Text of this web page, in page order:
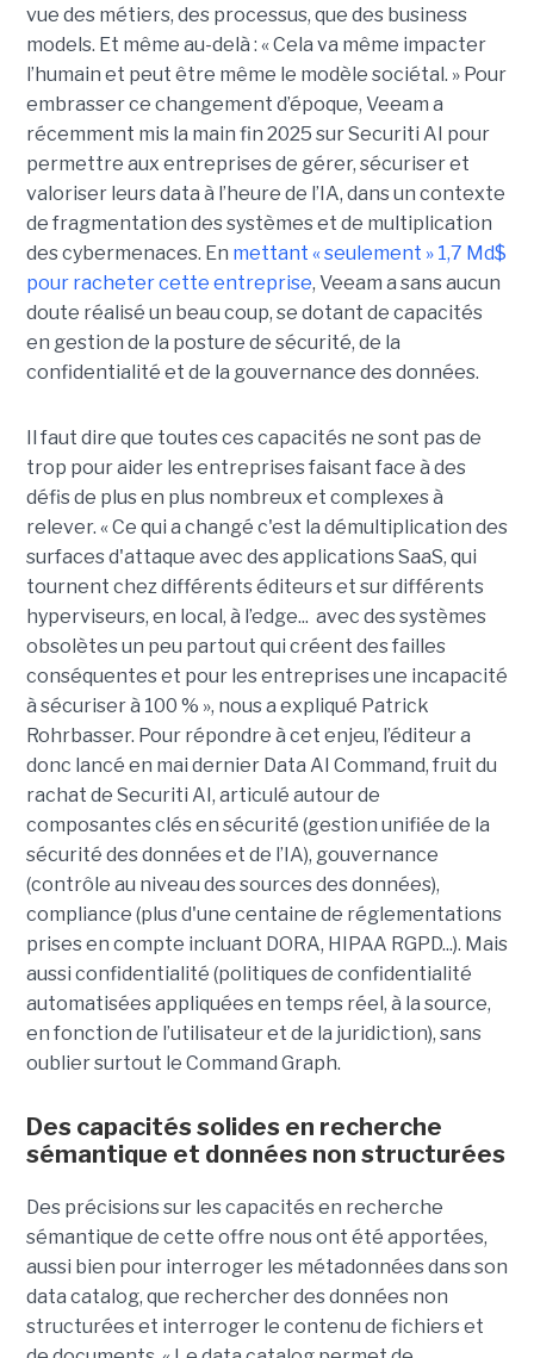
vue des métiers, des processus, que des business
models. Et même au-delà : « Cela va même impacter
l’humain et peut être même le modèle sociétal. » Pour
embrasser ce changement d’époque, Veeam a
récemment mis la main fin 2025 sur Securiti AI pour
permettre aux entreprises de gérer, sécuriser et
valoriser leurs data à l’heure de l’IA, dans un contexte
de fragmentation des systèmes et de multiplication
des cybermenaces. En mettant « seulement » 1,7 Md$
pour racheter cette entreprise, Veeam a sans aucun
doute réalisé un beau coup, se dotant de capacités
en gestion de la posture de sécurité, de la
confidentialité et de la gouvernance des données.
Il faut dire que toutes ces capacités ne sont pas de
trop pour aider les entreprises faisant face à des
défis de plus en plus nombreux et complexes à
relever. « Ce qui a changé c'est la démultiplication des
surfaces d'attaque avec des applications SaaS, qui
tournent chez différents éditeurs et sur différents
hyperviseurs, en local, à l’edge... avec des systèmes
obsolètes un peu partout qui créent des failles
conséquentes et pour les entreprises une incapacité
à sécuriser à 100 % », nous a expliqué Patrick
Rohrbasser. Pour répondre à cet enjeu, l’éditeur a
donc lancé en mai dernier Data AI Command, fruit du
rachat de Securiti AI, articulé autour de
composantes clés en sécurité (gestion unifiée de la
sécurité des données et de l’IA), gouvernance
(contrôle au niveau des sources des données),
compliance (plus d'une centaine de réglementations
prises en compte incluant DORA, HIPAA RGPD...). Mais
aussi confidentialité (politiques de confidentialité
automatisées appliquées en temps réel, à la source,
en fonction de l’utilisateur et de la juridiction), sans
oublier surtout le Command Graph.
Des capacités solides en recherche
sémantique et données non structurées
Des précisions sur les capacités en recherche
sémantique de cette offre nous ont été apportées,
aussi bien pour interroger les métadonnées dans son
data catalog, que rechercher des données non
structurées et interroger le contenu de fichiers et